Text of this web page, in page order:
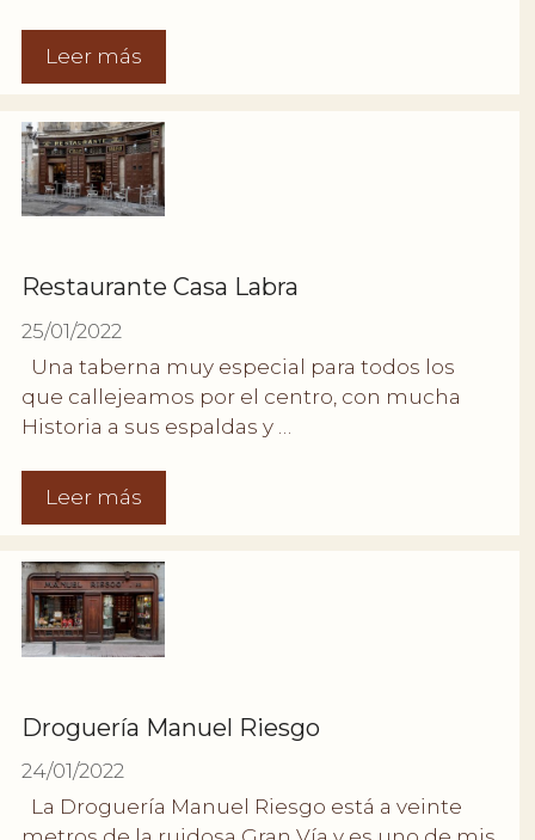
Leer más
Restaurante Casa Labra
25/01/2022
Una taberna muy especial para todos los
que callejeamos por el centro, con mucha
Historia a sus espaldas y …
Leer más
Droguería Manuel Riesgo
24/01/2022
La Droguería Manuel Riesgo está a veinte